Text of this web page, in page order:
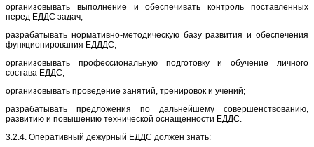
организовывать выполнение и обеспечивать контроль поставленных
перед ЕДДС задач;
разрабатывать нормативно-методическую базу развития и обеспечения
функционирования ЕДДДС;
организовывать профессиональную подготовку и обучение личного
состава ЕДДС;
организовывать проведение занятий, тренировок и учений;
разрабатывать предложения по дальнейшему совершенствованию,
развитию и повышению технической оснащенности ЕДДС.
3.2.4. Оперативный дежурный ЕДДС должен знать: